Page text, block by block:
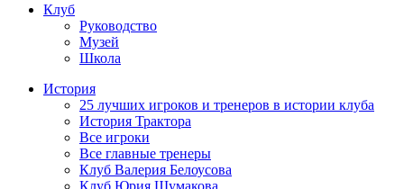
Клуб
Руководство
Музей
Школа
История
25 лучших игроков и тренеров в истории клуба
История Трактора
Все игроки
Все главные тренеры
Клуб Валерия Белоусова
Клуб Юрия Шумакова